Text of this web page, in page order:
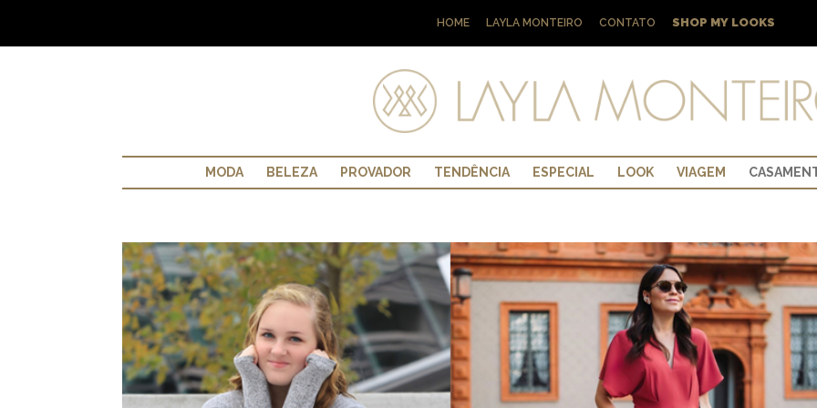
HOME LAYLA MONTEIRO CONTATO SHOP MY LOOKS
MODA BELEZA PROVADOR TENDÊNCIA ESPECIAL LOOK VIAGEM